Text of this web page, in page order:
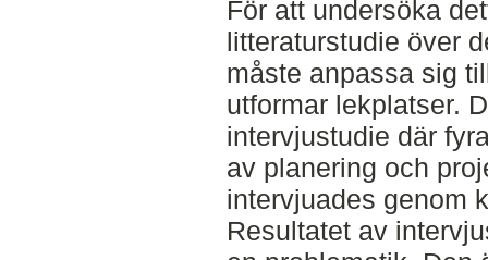
För att undersöka
litteraturstudie över
måste anpassa sig
utformar lekplatser.
intervjustudie där
av planering och
intervjuades genom
Resultatet av